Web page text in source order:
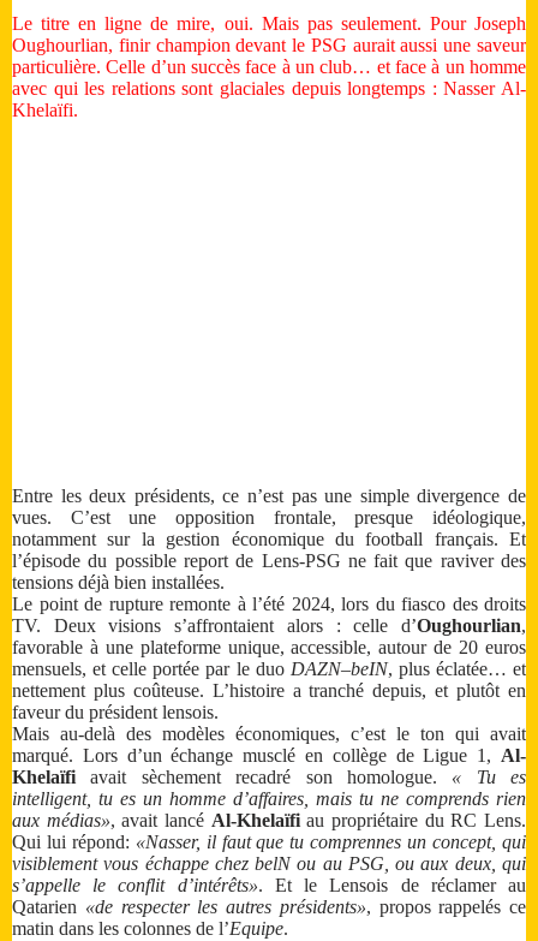
Le titre en ligne de mire, oui. Mais pas seulement. Pour Joseph
Oughourlian, finir champion devant le PSG aurait aussi une saveur
particulière. Celle d’un succès face à un club… et face à un homme
avec qui les relations sont glaciales depuis longtemps : Nasser Al-
Khelaïfi.
Entre les deux présidents, ce n’est pas une simple divergence de
vues. C’est une opposition frontale, presque idéologique,
notamment sur la gestion économique du football français. Et
l’épisode du possible report de Lens-PSG ne fait que raviver des
tensions déjà bien installées.
Le point de rupture remonte à l’été 2024, lors du fiasco des droits
TV. Deux visions s’affrontaient alors : celle d’Oughourlian,
favorable à une plateforme unique, accessible, autour de 20 euros
mensuels, et celle portée par le duo DAZN–beIN, plus éclatée… et
nettement plus coûteuse. L’histoire a tranché depuis, et plutôt en
faveur du président lensois.
Mais au-delà des modèles économiques, c’est le ton qui avait
marqué. Lors d’un échange musclé en collège de Ligue 1, Al-
Khelaïfi avait sèchement recadré son homologue. « Tu es
intelligent, tu es un homme d’affaires, mais tu ne comprends rien
aux médias», avait lancé Al-Khelaïfiau propriétaire du RC Lens.
Qui lui répond: «Nasser, il faut que tu comprennes un concept, qui
visiblement vous échappe chez belN ou au PSG, ou aux deux, qui
s’appelle le conflit d’intérêts». Et le Lensois de réclamer au
Qatarien «de respecter les autres présidents», propos rappelés ce
matin dans les colonnes de l’Equipe.